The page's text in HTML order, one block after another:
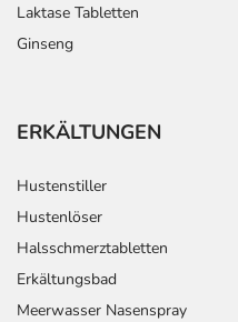
Laktase Tabletten
Ginseng
ERKÄLTUNGEN
Hustenstiller
Hustenlöser
Halsschmerztabletten
Erkältungsbad
Meerwasser Nasenspray